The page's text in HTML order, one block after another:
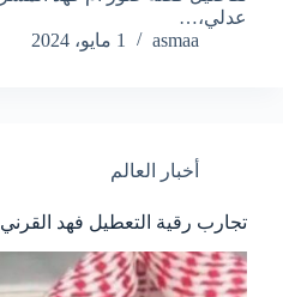
عدلي،…
asmaa
1 مايو، 2024
أخبار العالم
تجارب رقية التعطيل فهد القرني 2023